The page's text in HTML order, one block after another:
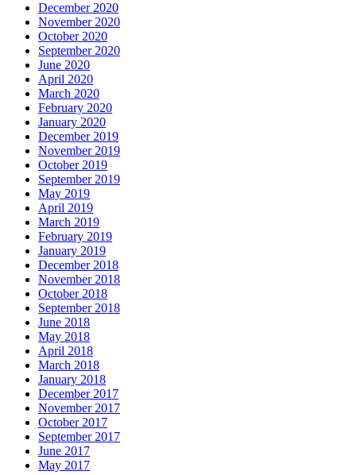
December 2020
November 2020
October 2020
September 2020
June 2020
April 2020
March 2020
February 2020
January 2020
December 2019
November 2019
October 2019
September 2019
May 2019
April 2019
March 2019
February 2019
January 2019
December 2018
November 2018
October 2018
September 2018
June 2018
May 2018
April 2018
March 2018
January 2018
December 2017
November 2017
October 2017
September 2017
June 2017
May 2017